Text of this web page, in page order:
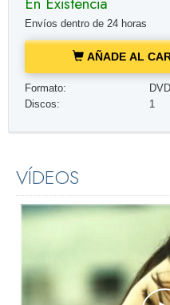
Envíos dentro de 24 horas
AÑADE AL
Formato:
DVD
Discos:
1
VÍDEOS